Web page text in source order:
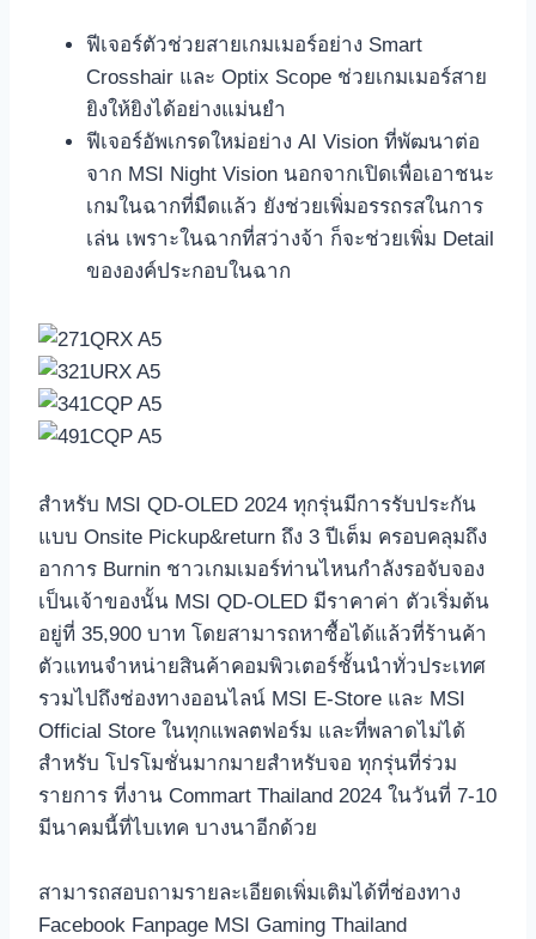
ฟีเจอร์ตัวช่วยสายเกมเมอร์อย่าง Smart
Crosshair และ Optix Scope ช่วยเกมเมอร์สาย
ยิงให้ยิงได้อย่างแม่นยำ
ฟีเจอร์อัพเกรดใหม่อย่าง AI Vision ที่พัฒนาต่อ
จาก MSI Night Vision นอกจากเปิดเพื่อเอาชนะ
เกมในฉากที่มืดแล้ว ยังช่วยเพิ่มอรรถรสในการ
เล่น เพราะในฉากที่สว่างจ้า ก็จะช่วยเพิ่ม Detail
ขององค์ประกอบในฉาก
สำหรับ MSI QD-OLED 2024 ทุกรุ่นมีการรับประกัน
แบบ Onsite Pickup&return ถึง 3 ปีเต็ม ครอบคลุมถึง
อาการ Burnin ชาวเกมเมอร์ท่านไหนกำลังรอจับจอง
เป็นเจ้าของนั้น MSI QD-OLED มีราคาค่า ตัวเริ่มต้น
อยู่ที่ 35,900 บาท โดยสามารถหาซื้อได้แล้วที่ร้านค้า
ตัวแทนจำหน่ายสินค้าคอมพิวเตอร์ชั้นนำทั่วประเทศ
รวมไปถึงช่องทางออนไลน์ MSI E-Store และ MSI
Official Store ในทุกแพลตฟอร์ม และที่พลาดไม่ได้
สำหรับ โปรโมชั่นมากมายสำหรับจอ ทุกรุ่นที่ร่วม
รายการ ที่งาน Commart Thailand 2024 ในวันที่ 7-10
มีนาคมนี้ที่ไบเทค บางนาอีกด้วย
สามารถสอบถามรายละเอียดเพิ่มเติมได้ที่ช่องทาง
Facebook Fanpage MSI Gaming Thailand